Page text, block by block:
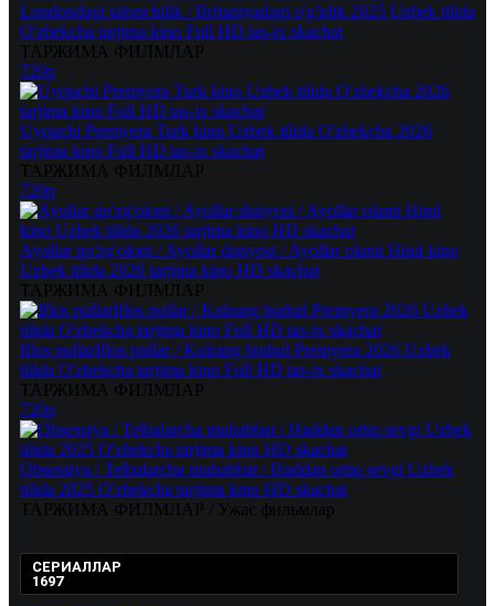
Londondagi talonchilik / Britaniyadagi o'g'irlik 2025 Uzbek tilida
O'zbekcha tarjima kino Full HD tas-ix skachat
720p
Uyquchi Premyera Turk kino Uzbek tilida O'zbekcha 2026
tarjima kino Full HD tas-ix skachat
720p
Ayollar qo'zg'oloni / Ayollar dunyosi / Ayollar olami Hind kino
Uzbek tilida 2026 tarjima kino HD skachat
Iflos pullarIflos pullar / Kulrang hudud Premyera 2026 Uzbek
tilida O'zbekcha tarjima kino Full HD tas-ix skachat
720p
Obsessiya / Telbalarcha muhabbat / Haddan ortiq sevgi Uzbek
tilida 2025 O'zbekcha tarjima kino HD skachat
СЕРИАЛЛАР
1697